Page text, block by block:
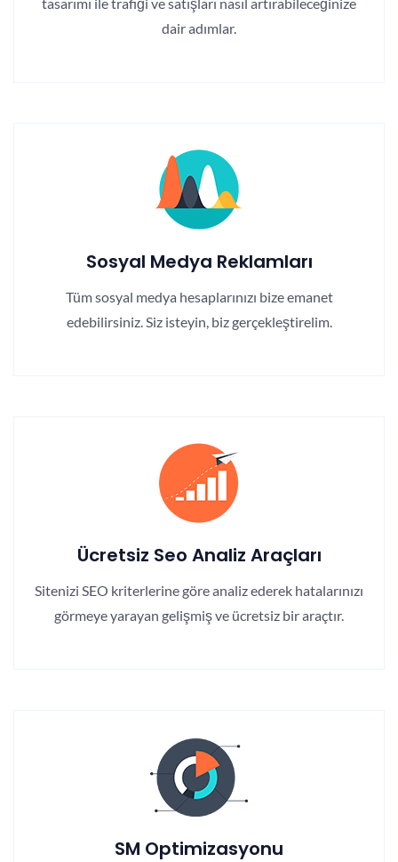
dair adımlar.
Sosyal Medya Reklamları
Tüm sosyal medya hesaplarınızı bize emanet
edebilirsiniz. Siz isteyin, biz gerçekleştirelim.
Ücretsiz Seo Analiz Araçları
Sitenizi SEO kriterlerine göre analiz ederek hatalarınızı
görmeye yarayan gelişmiş ve ücretsiz bir araçtır.
SM Optimizasyonu